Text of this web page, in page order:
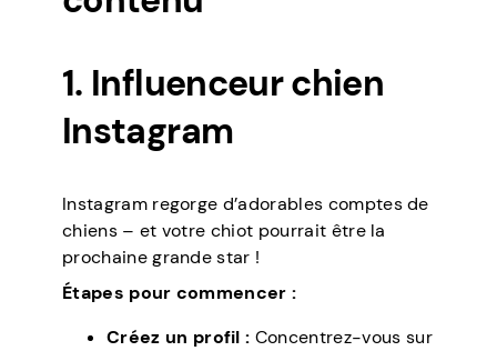
1. Influenceur chien
Instagram
Instagram regorge d’adorables comptes de
chiens – et votre chiot pourrait être la
prochaine grande star !
Étapes pour commencer :
Créez un profil : Concentrez-vous sur